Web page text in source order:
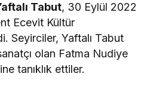
Tabut, 30 Eylül 2022
Ecevit Kültür
Seyirciler, Yaftalı Tabut
olan Fatma Nudiye
tanıklık ettiler.